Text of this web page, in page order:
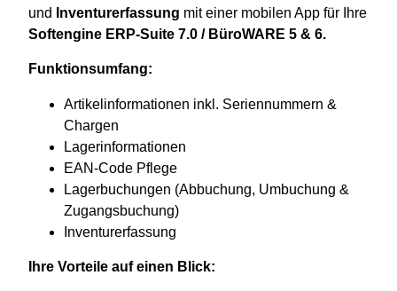
und
Inventurerfassung mit einer mobilen App für Ihre
Softengine ERP-Suite 7.0 / BüroWARE 5 & 6.
Funktionsumfang:
Artikelinformationen inkl. Seriennummern &
Chargen
Lagerinformationen
EAN-Code Pflege
Lagerbuchungen (Abbuchung, Umbuchung &
Zugangsbuchung)
Inventurerfassung
Ihre Vorteile auf einen Blick: